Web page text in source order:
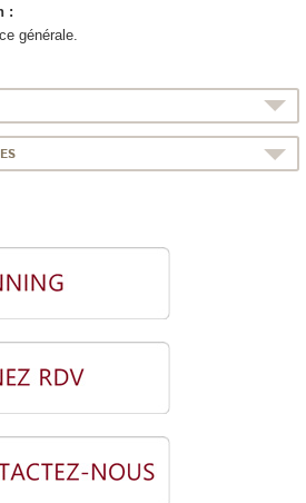
:
générale.